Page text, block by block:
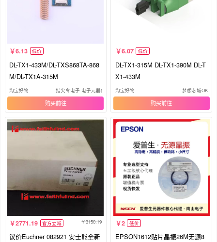
6.13 低价
DL-TX1-433M/DL-TXS868TA-868
M/DL-TX1A-315M
淘宝好物 指尖令电子 电子元器件
购买
6.07 低价
DL-TX1-315M DL-TX1-390M DL-T
X1-433M
淘宝好物 梦想芯城OK
购买
2771.19 官方立减 3150.19
议价Euchner 082921 安士能全新
2 低价
EPSON1612贴片晶振26M无源8